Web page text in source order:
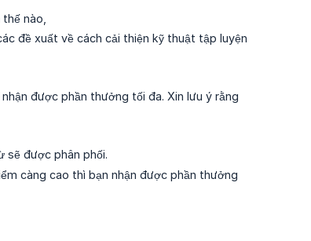
nào,
đề xuất về cách cải thiện kỹ thuật tập luyện
được phần thưởng tối đa. Xin lưu ý rằng
sẽ được phân phối.
càng cao thì bạn nhận được phần thưởng